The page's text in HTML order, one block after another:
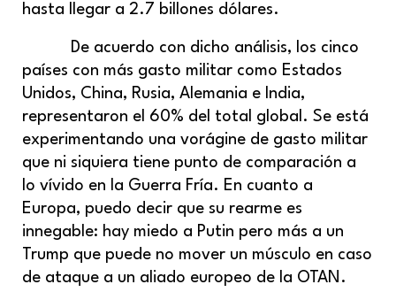
hasta llegar a 2.7 billones dólares.
De acuerdo con dicho análisis, los cinco
países con más gasto militar como Estados
Unidos, China, Rusia, Alemania e India,
representaron el 60% del total global. Se está
experimentando una vorágine de gasto militar
que ni siquiera tiene punto de comparación a
lo vívido en la Guerra Fría. En cuanto a
Europa, puedo decir que su rearme es
innegable: hay miedo a Putin pero más a un
Trump que puede no mover un músculo en caso
de ataque a un aliado europeo de la OTAN.